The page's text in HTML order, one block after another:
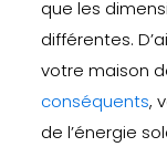
que les
différentes.
votre maison
conséquents,
de l’énergie